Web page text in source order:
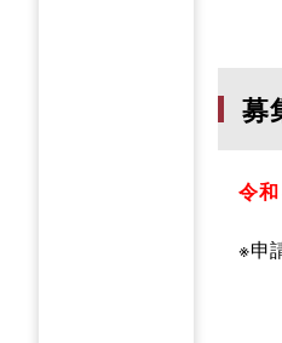
募
令
※申